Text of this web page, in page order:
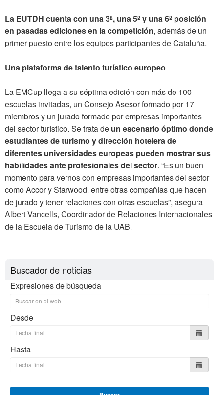
La EUTDH cuenta con una 3ª, una 5ª y una 6ª posición
en pasadas ediciones en la competición, además de un
primer puesto entre los equipos participantes de Cataluña.
Una plataforma de talento turístico europeo
La EMCup llega a su séptima edición con más de 100
escuelas invitadas, un Consejo Asesor formado por 17
miembros y un jurado formado por empresas importantes
del sector turístico. Se trata de un escenario óptimo donde
estudiantes de turismo y dirección hotelera de
diferentes universidades europeas pueden mostrar sus
habilidades ante profesionales del sector. “Es un buen
momento para vernos con empresas importantes del sector
como Accor y Starwood, entre otras compañías que hacen
de jurado y tener relaciones con otras escuelas”, asegura
Albert Vancells, Coordinador de Relaciones Internacionales
de la Escuela de Turismo de la UAB.
Buscador de noticias
Expresiones de búsqueda
Desde
Hasta